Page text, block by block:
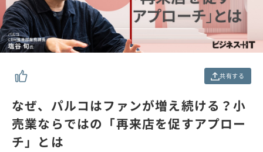
共有する
なぜ、パルコはファンが増え続ける？小
売業ならではの「再来店を促すアプロー
チ」とは